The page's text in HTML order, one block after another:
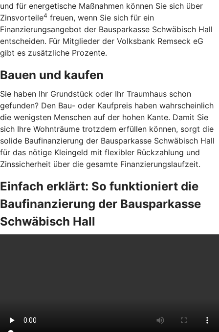
und für energetische Maßnahmen können Sie sich über
Zinsvorteile4 freuen, wenn Sie sich für ein
Finanzierungsangebot der Bausparkasse Schwäbisch Hall
entscheiden. Für Mitglieder der Volksbank Remseck eG
gibt es zusätzliche Prozente.
Bauen und kaufen
Sie haben Ihr Grundstück oder Ihr Traumhaus schon
gefunden? Den Bau- oder Kaufpreis haben wahrscheinlich
die wenigsten Menschen auf der hohen Kante. Damit Sie
sich Ihre Wohnträume trotzdem erfüllen können, sorgt die
solide Baufinanzierung der Bausparkasse Schwäbisch Hall
für das nötige Kleingeld mit flexibler Rückzahlung und
Zinssicherheit über die gesamte Finanzierungslaufzeit.
Einfach erklärt: So funktioniert die
Baufinanzierung der Bausparkasse
Schwäbisch Hall